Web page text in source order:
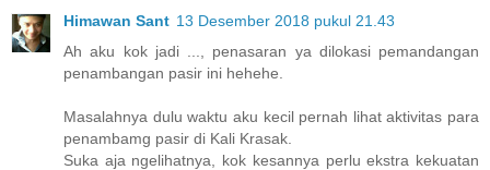
Himawan Sant 13 Desember 2018 pukul 21.43
Ah aku kok jadi ..., penasaran ya dilokasi pemandangan
penambangan pasir ini hehehe.
Masalahnya dulu waktu aku kecil pernah lihat aktivitas para
penambamg pasir di Kali Krasak.
Suka aja ngelihatnya, kok kesannya perlu ekstra kekuatan